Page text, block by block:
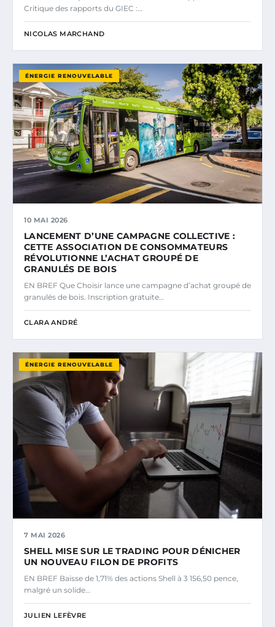
Critique des rapports du GIEC :…
NICOLAS MARCHAND
ÉNERGIE RENOUVELABLE
10 MAI 2026
LANCEMENT D’UNE CAMPAGNE COLLECTIVE :
CETTE ASSOCIATION DE CONSOMMATEURS
RÉVOLUTIONNE L’ACHAT GROUPÉ DE
GRANULÉS DE BOIS
EN BREF Que Choisir lance une campagne d’achat groupé de
granulés de bois. Inscription gratuite…
CLARA ANDRÉ
ÉNERGIE RENOUVELABLE
7 MAI 2026
SHELL MISE SUR LE TRADING POUR DÉNICHER
UN NOUVEAU FILON DE PROFITS
EN BREF Baisse de 1,71% des actions Shell à 3 156,50 pence,
malgré un solide…
JULIEN LEFÈVRE